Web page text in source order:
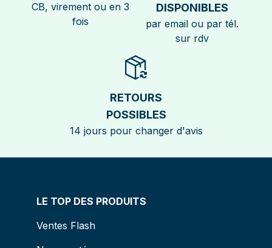
CB, virement ou en 3
fois
DISPONIBLES
par email ou par tél.
sur rdv
RETOURS
POSSIBLES
14 jours pour changer d'avis
LE TOP DES PRODUITS
Ventes Flash